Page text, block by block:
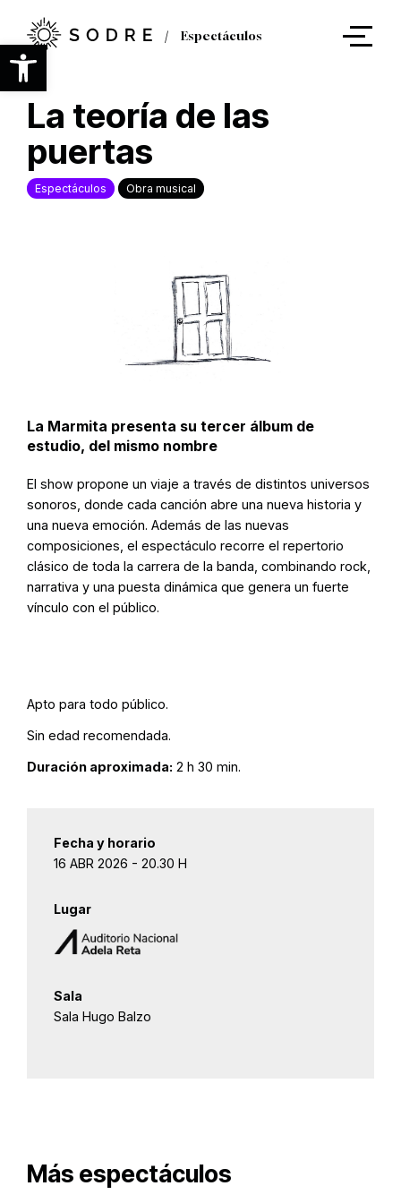
Abrir barra de herramientas
contenido
principal
Espectáculos
La teoría de las
puertas
Espectáculos Obra musical
La Marmita presenta su tercer álbum de
estudio, del mismo nombre
El show propone un viaje a través de distintos universos
sonoros, donde cada canción abre una nueva historia y
una nueva emoción. Además de las nuevas
composiciones, el espectáculo recorre el repertorio
clásico de toda la carrera de la banda, combinando rock,
narrativa y una puesta dinámica que genera un fuerte
vínculo con el público.
Apto para todo público.
Sin edad recomendada.
Duración aproximada: 2 h 30 min.
Fecha y horario
16 ABR 2026 - 20.30 H
Lugar
Sala
Sala Hugo Balzo
Más espectáculos